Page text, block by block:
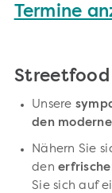
Termine
Streetfood
Unsere
den
Nähern Sie
den
Sie sich auf